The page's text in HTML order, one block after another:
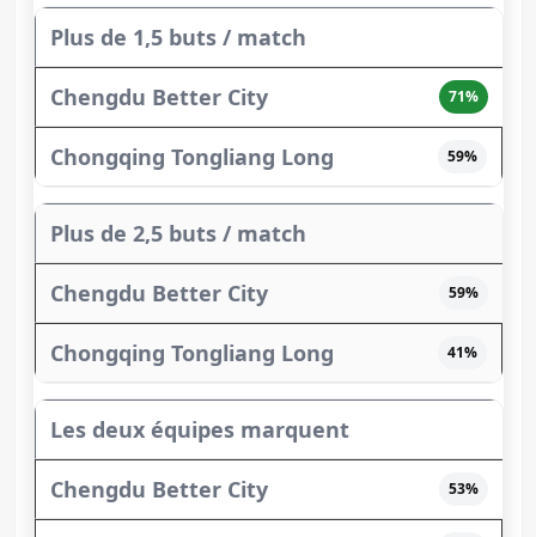
Plus de 1,5 buts / match
71%
59%
Plus de 2,5 buts / match
59%
41%
Les deux équipes marquent
53%